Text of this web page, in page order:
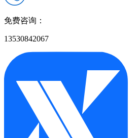
免费咨询：
13530842067